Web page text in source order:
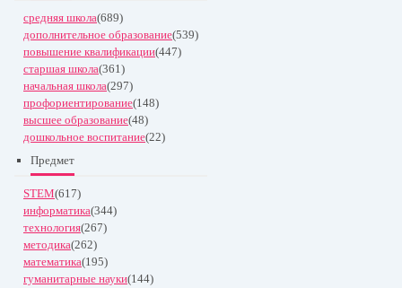
средняя школа(689)
дополнительное образование(539)
повышение квалификации(447)
старшая школа(361)
начальная школа(297)
профориентирование(148)
высшее образование(48)
дошкольное воспитание(22)
Предмет
STEM(617)
информатика(344)
технология(267)
методика(262)
математика(195)
гуманитарные науки(144)